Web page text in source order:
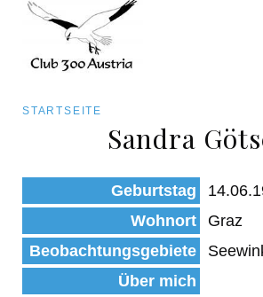
zum
Inhalt
Pfadnavigation
STARTSEITE
Sandra
Geburtstag
Wohnort
Graz
Beobachtungsgebiete
Über mich
Art/Species
Status
Kategorie für die Österreich-
Beobachtungen